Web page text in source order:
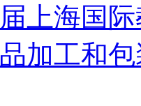
上海国
加工和